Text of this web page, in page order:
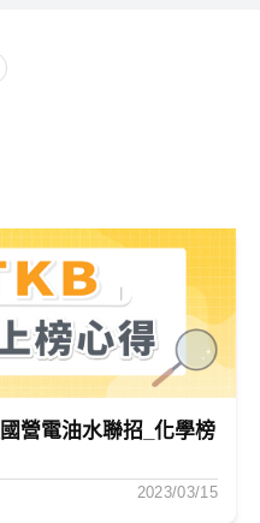
營電油水聯招_化學榜
2023/03/15